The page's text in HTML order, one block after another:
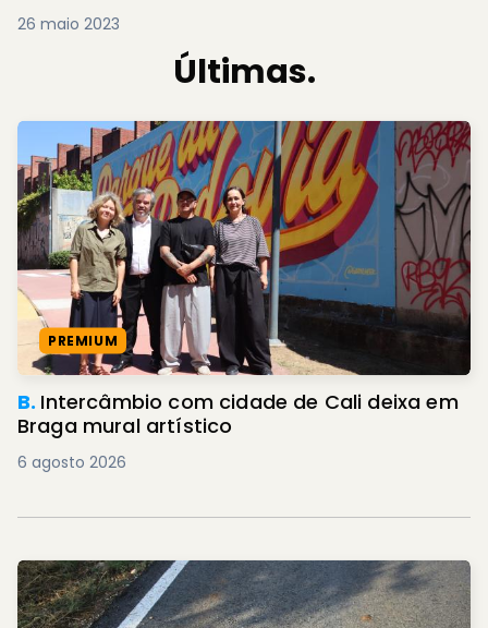
26 maio 2023
Últimas.
PREMIUM
B. Intercâmbio com cidade de Cali deixa em
Braga mural artístico
6 agosto 2026